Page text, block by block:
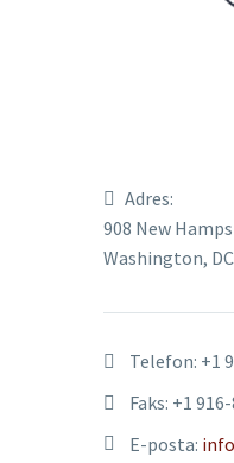
Adres:
908 New
Washington,
Telefon: +1
Faks: +1
E-posta: